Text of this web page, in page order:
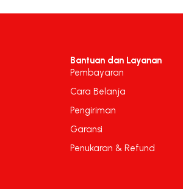
Bantuan dan Layanan
Pembayaran
Cara Belanja
Pengiriman
Garansi
Penukaran & Refund